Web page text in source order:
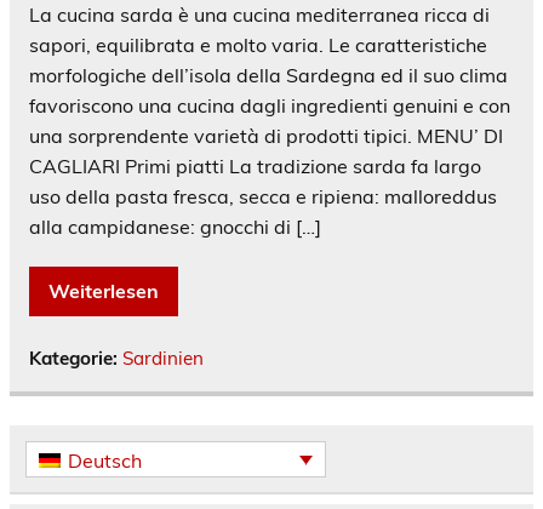
La cucina sarda è una cucina mediterranea ricca di
sapori, equilibrata e molto varia. Le caratteristiche
morfologiche dell’isola della Sardegna ed il suo clima
favoriscono una cucina dagli ingredienti genuini e con
una sorprendente varietà di prodotti tipici. MENU’ DI
CAGLIARI Primi piatti La tradizione sarda fa largo
uso della pasta fresca, secca e ripiena: malloreddus
alla campidanese: gnocchi di […]
Weiterlesen
Kategorie: Sardinien
Deutsch